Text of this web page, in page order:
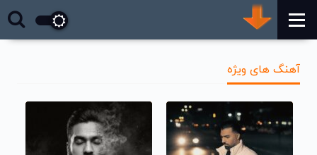
آهنگ های ویژه